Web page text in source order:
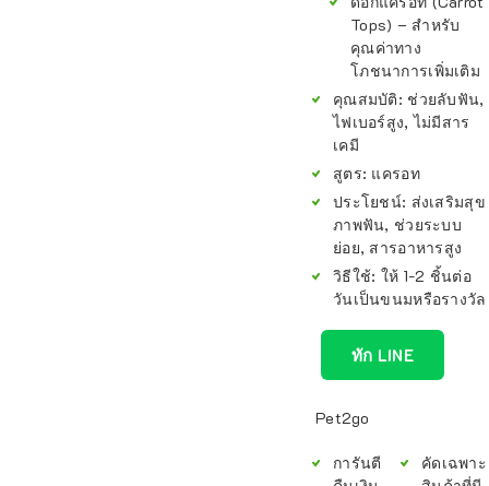
Tops) – สำหรับ
คุณค่าทาง
โภชนาการเพิ่มเติม
คุณสมบัติ: ช่วยลับฟัน,
ไฟเบอร์สูง, ไม่มีสาร
เคมี
สูตร: แครอท
ประโยชน์: ส่งเสริมสุข
ภาพฟัน, ช่วยระบบ
ย่อย, สารอาหารสูง
วิธีใช้: ให้ 1-2 ชิ้นต่อ
วันเป็นขนมหรือรางวัล
ทัก LINE
Pet2go
การันตี
คัดเฉพาะ